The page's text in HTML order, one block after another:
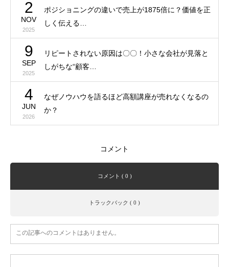
2
NOV
2025
ポジショニングの違いで売上が1875倍に？価値を正
しく伝える…
9
SEP
2025
リピートされない原因は〇〇！小さな会社が見落と
しがちな“顧客…
4
JUN
2026
なぜノウハウを語るほど高額講座が売れなくなるの
か？
コメント
コメント ( 0 )
トラックバック ( 0 )
この記事へのコメントはありません。